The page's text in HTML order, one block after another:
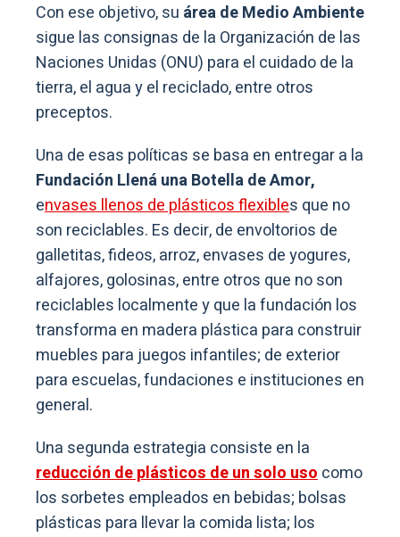
Con ese objetivo, su área de Medio Ambiente
sigue las consignas de la Organización de las
Naciones Unidas (ONU) para el cuidado de la
tierra, el agua y el reciclado, entre otros
preceptos.
Una de esas políticas se basa en entregar a la
Fundación Llená una Botella de Amor,
envases llenos de plásticos flexibles que no
son reciclables. Es decir, de envoltorios de
galletitas, fideos, arroz, envases de yogures,
alfajores, golosinas, entre otros que no son
reciclables localmente y que la fundación los
transforma en madera plástica para construir
muebles para juegos infantiles; de exterior
para escuelas, fundaciones e instituciones en
general.
Una segunda estrategia consiste en la
reducción de plásticos de un solo usocomo
los sorbetes empleados en bebidas; bolsas
plásticas para llevar la comida lista; los